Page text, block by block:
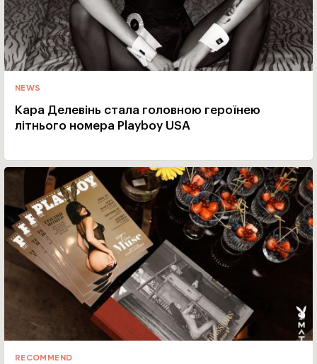
NEWS
Кара Делевінь стала головною героїнею
літнього номера Playboy USA
RECOMMEND